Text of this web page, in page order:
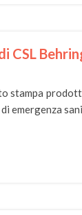
CSL
stampa
emergenza